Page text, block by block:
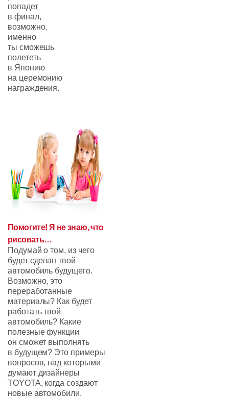
попадет
в финал,
возможно,
именно
ты сможешь
полететь
в Японию
на церемонию
награждения.
Помогите! Я не знаю, что
рисовать…
Подумай о том, из чего
будет сделан твой
автомобиль будущего.
Возможно, это
переработанные
материалы? Как будет
работать твой
автомобиль? Какие
полезные функции
он сможет выполнять
в будущем? Это примеры
вопросов, над которыми
думают дизайнеры
TOYOTA, когда создают
новые автомобили.